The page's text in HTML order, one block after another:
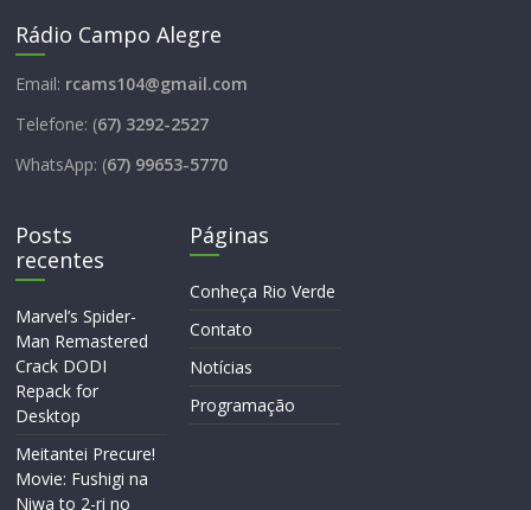
Rádio Campo Alegre
Email: rcams104@gmail.com
Telefone: (67) 3292-2527
WhatsApp: (67) 99653-5770
Posts
recentes
Marvel’s Spider-
Man Remastered
Crack DODI
Repack for
Desktop
Meitantei Precure!
Movie: Fushigi na
Niwa to 2-ri no
Páginas
Conheça Rio Verde
Contato
Notícias
Programação